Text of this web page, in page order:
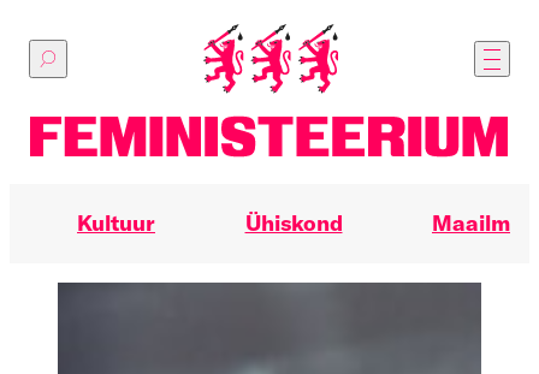
sisu
juurde
Kultuur Ühiskond Maailm